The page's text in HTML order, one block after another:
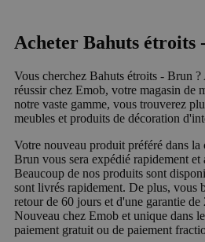
Acheter Bahuts étroits
Vous cherchez Bahuts étroits - Brun ?
réussir chez Emob, votre magasin de
notre vaste gamme, vous trouverez
meubles et produits de décoration
Votre nouveau produit préféré dans la
Brun vous sera expédié rapidement et
Beaucoup de nos produits sont
sont livrés rapidement. De plus, vous
retour de 60 jours et d'une garantie de
Nouveau chez Emob et unique dans
paiement gratuit ou de paiement